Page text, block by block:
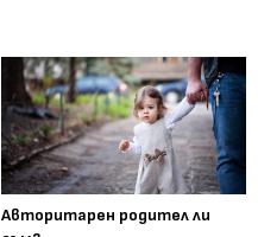
Авторитарен родител ли